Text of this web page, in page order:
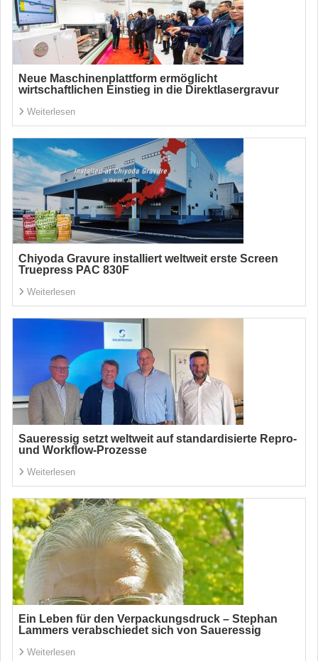
Neue Maschinenplattform ermöglicht
wirtschaftlichen Einstieg in die Direktlasergravur
Weiterlesen
Chiyoda Gravure installiert weltweit erste Screen
Truepress PAC 830F
Weiterlesen
Saueressig setzt weltweit auf standardisierte Repro-
und Workflow-Prozesse
Weiterlesen
Ein Leben für den Verpackungsdruck – Stephan
Lammers verabschiedet sich von Saueressig
Weiterlesen